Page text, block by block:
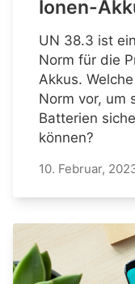
Ionen-
UN 38.3 ist
Norm für die
Akkus.
Norm vor, um
Batterien
können?
10. Februar,